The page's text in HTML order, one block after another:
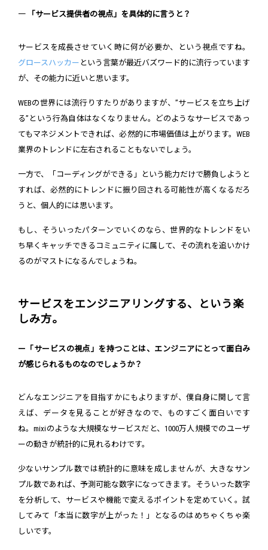
― 「サービス提供者の視点」を具体的に言うと？
サービスを成長させていく時に何が必要か、という視点ですね。
グロースハッカー という言葉が最近バズワード的に流行っています
が、その能力に近いと思います。
WEBの世界には流行りすたりがありますが、”サービスを立ち上げ
る”という行為自体はなくなりません。どのようなサービスであっ
てもマネジメントできれば、必然的に市場価値は上がります。WEB
業界のトレンドに左右されることもないでしょう。
一方で、「コーディングができる」という能力だけで勝負しようと
すれば、必然的にトレンドに振り回される可能性が高くなるだろ
うと、個人的には思います。
もし、そういったパターンでいくのなら、世界的なトレンドをい
ち早くキャッチできるコミュニティに属して、その流れを追いかけ
るのがマストになるんでしょうね。
サービスをエンジニアリングする、という楽
しみ方。
ー「サービスの視点」を持つことは、エンジニアにとって面白み
が感じられるものなのでしょうか？
どんなエンジニアを目指すかにもよりますが、僕自身に関して言
えば、データを見ることが好きなので、ものすごく面白いです
ね。mixiのような大規模なサービスだと、1000万人規模でのユーザ
ーの動きが統計的に見れるわけです。
少ないサンプル数では統計的に意味を成しませんが、大きなサン
プル数であれば、予測可能な数字になってきます。そういった数字
を分析して、サービスや機能で変えるポイントを定めていく。試
してみて「本当に数字が上がった！」となるのはめちゃくちゃ楽
しいです。